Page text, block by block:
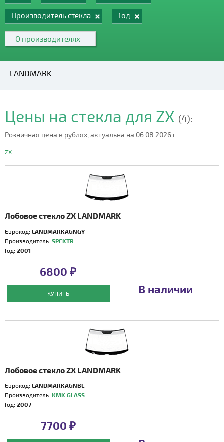
Производитель стекла Год
О производителях
LANDMARK
Цены на стекла для ZX (4):
Розничная цена в рублях, актуальна на 06.08.2026 г.
ZX
Лобовое стекло ZX LANDMARK
Еврокод: LANDMARKAGNGY
Производитель: SPEKTR
Год: 2001 -
6800 ₽
КУПИТЬ В наличии
Лобовое стекло ZX LANDMARK
Еврокод: LANDMARKAGNBL
Производитель: KMK GLASS
Год: 2007 -
7700 ₽